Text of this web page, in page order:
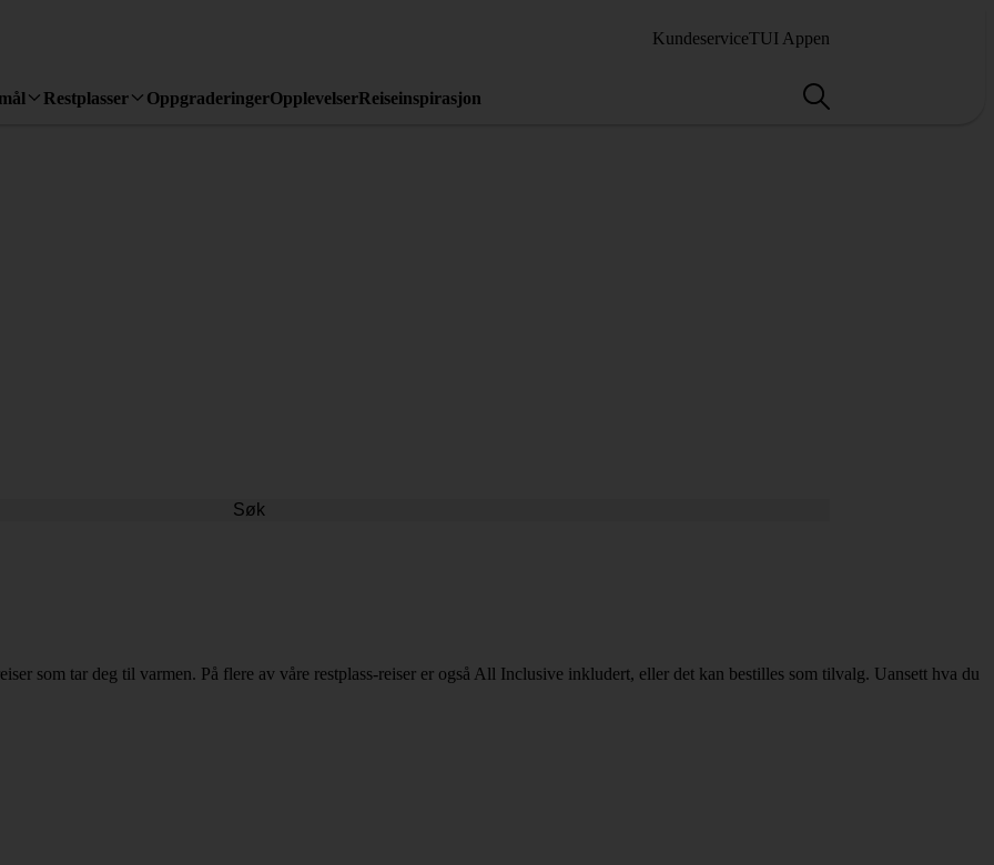
KundeserviceTUI Appen
Restplasser OppgraderingerOpplevelserReiseinspirasjon
Søk
som tar deg til varmen. På flere av våre restplass-reiser er også All Inclusive inkludert, eller det kan bestilles som tilvalg. Uansett hva du